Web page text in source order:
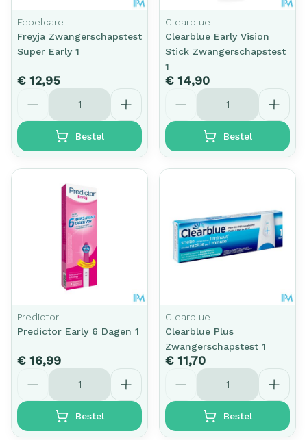
Febelcare
Freyja Zwangerschapstest
Super Early 1
€ 12,95
Aantal
Bestel
Clearblue
Clearblue Early Vision
Stick Zwangerschapstest
1
€ 14,90
Aantal
Bestel
Predictor
Predictor Early 6 Dagen 1
€ 16,99
Aantal
Bestel
Clearblue
Clearblue Plus
Zwangerschapstest 1
€ 11,70
Aantal
Bestel